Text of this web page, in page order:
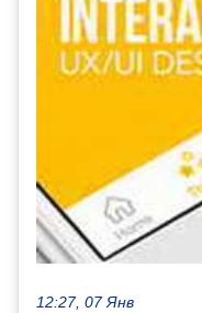
12:27, 07 Янв